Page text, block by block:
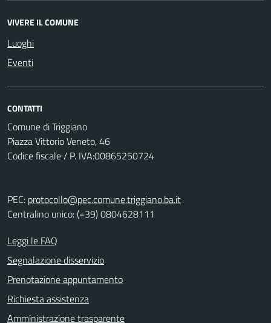
VIVERE IL COMUNE
Luoghi
Eventi
CONTATTI
Comune di Triggiano
Piazza Vittorio Veneto, 46
Codice fiscale / P. IVA:00865250724
PEC: protocollo@pec.comune.triggiano.ba.it
Centralino unico: (+39) 0804628111
Leggi le FAQ
Segnalazione disservizio
Prenotazione appuntamento
Richiesta assistenza
Amministrazione trasparente